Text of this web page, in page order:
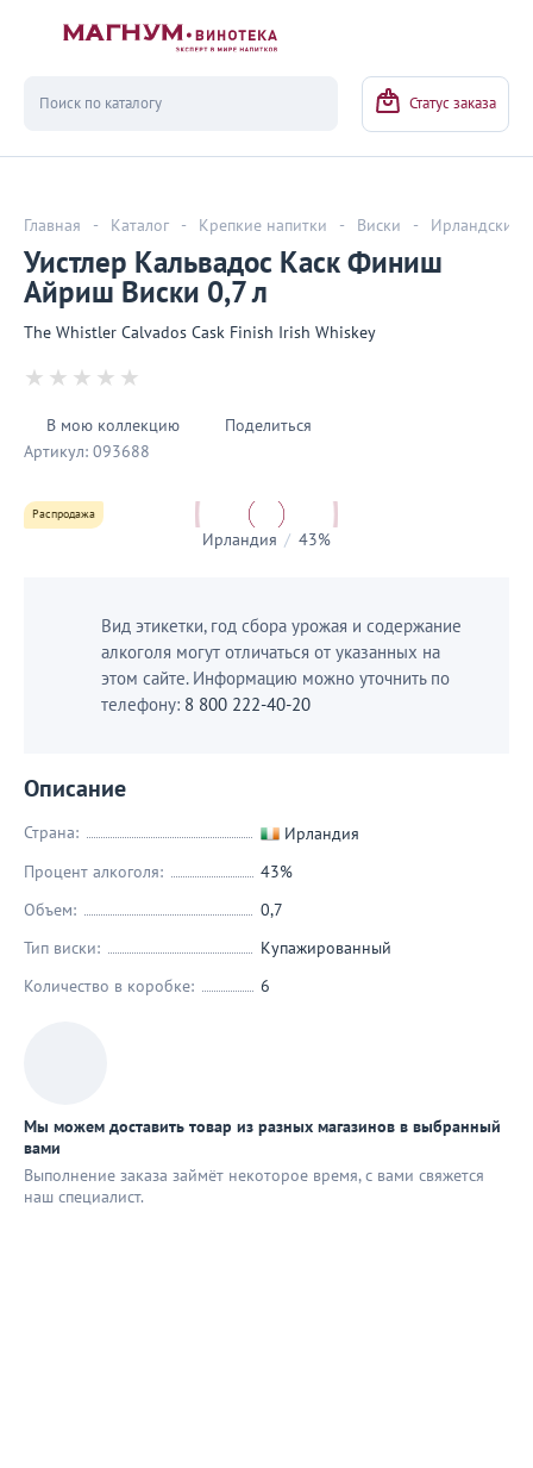
Статус заказа
Главная - Каталог - Крепкие напитки - Виски - Ирландский
Уистлер Кальвадос Каск Финиш
Айриш Виски 0,7 л
The Whistler Calvados Cask Finish Irish Whiskey
В мою коллекцию
Поделиться
Артикул: 093688
Распродажа
Ирландия / 43%
Вид этикетки, год сбора урожая и содержание
алкоголя могут отличаться от указанных на
этом сайте. Информацию можно уточнить по
телефону: 8 800 222-40-20
Описание
Страна:
Ирландия
Процент алкоголя:
43%
Объем:
0,7
Тип виски:
Купажированный
Количество в коробке:
6
Мы можем доставить товар из разных магазинов в выбранный
вами
Выполнение заказа займёт некоторое время, с вами свяжется
наш специaлист.